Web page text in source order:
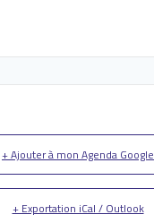
+ Ajouter à mon Agenda Google
+ Exportation iCal / Outlook